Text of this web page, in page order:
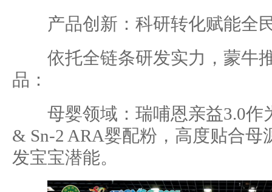
产品创新：科研转化赋能全
依托全链条研发实力，蒙牛
品：
母婴领域：瑞哺恩亲益3.0作
& Sn-2 ARA婴配粉，高度贴合母
发宝宝潜能。